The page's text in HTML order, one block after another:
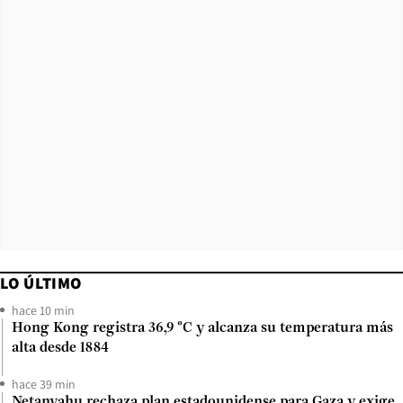
LO ÚLTIMO
hace 10 min
Hong Kong registra 36,9 °C y alcanza su temperatura más
alta desde 1884
hace 39 min